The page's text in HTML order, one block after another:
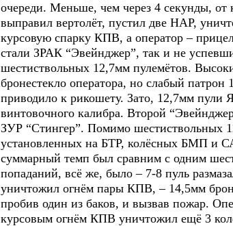
очереди. Меньше, чем через 4 секунды, от
выправил вертолёт, пустил две НАР,
курсовую спарку КПВ, а оператор –
стали ЗРАК “Эвейнджер”, так и не
шестиствольных 12,7мм пулемётов.
бронестекло оператора, но слабый
приводило к рикошету. Зато, 12,7мм пули
винтовочного калибра. Второй
ЗУР “Стингер”. Помимо шестиствольных
установленных на БТР, колёсных БМП и
суммарный темп был сравним с одним
попаданий, всё же, было – 7-8 пуль
уничтожил огнём пары КПВ, – 14,5мм
пробив один из баков, и вызвав пожар.
курсовым огнём КПВ уничтожил ещё 3